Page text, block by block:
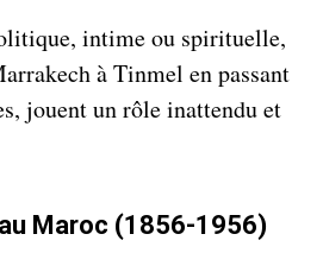
intime ou spirituelle,
à Tinmel en passant
jouent un rôle inattendu et
Maroc (1856-1956)